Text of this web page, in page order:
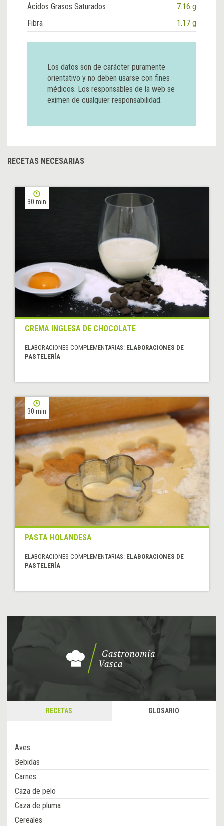
Ácidos Grasos Saturados
7.16 g
Fibra
1.17 g
Los datos son de carácter puramente
orientativo y no deben usarse con fines
médicos. Los responsables de la web se
eximen de cualquier responsabilidad.
RECETAS NECESARIAS
30 min
CREMA INGLESA DE CHOCOLATE
ELABORACIONES COMPLEMENTARIAS: ELABORACIONES DE
PASTELERÍA
30 min
PASTA HOLANDESA
ELABORACIONES COMPLEMENTARIAS: ELABORACIONES DE
PASTELERÍA
RECETAS GLOSARIO
Aves
Bebidas
Carnes
Caza de pelo
Caza de pluma
Cereales